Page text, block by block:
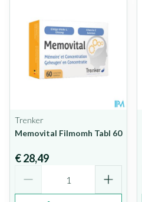
Trenker
Memovital Filmomh Tabl 60
€ 28,49